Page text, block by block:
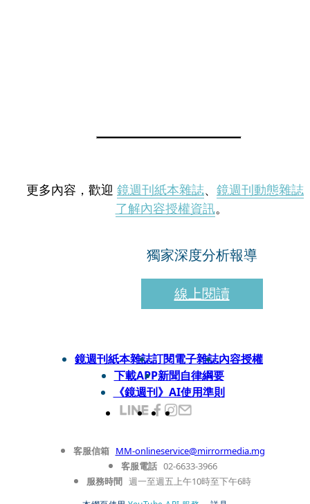
更多內容，歡迎 鏡週刊紙本雜誌、 鏡週刊動態雜誌
了解內容授權資訊。
獨家深度分析報導
線上閱讀
鏡週刊紙本雜誌訂閱電子雜誌內容授權
下載APP新聞自律綱要
《鏡週刊》AI使用準則
客服信箱 MM-onlineservice@mirrormedia.mg
客服電話 02-6633-3966
服務時間 週一至週五上午10時至下午6時